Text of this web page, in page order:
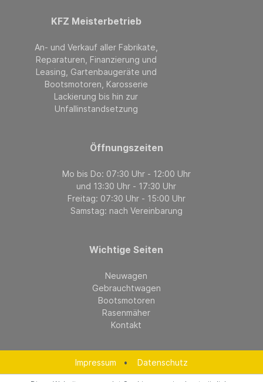
KFZ Meisterbetrieb
An- und Verkauf aller Fabrikate,
Reparaturen, Finanzierung und
Leasing, Gartenbaugeräte und
Bootsmotoren, Karosserie
Lackierung bis hin zur
Unfallinstandsetzung
Öffnungszeiten
Mo bis Do: 07:30 Uhr - 12:00 Uhr
und 13:30 Uhr - 17:30 Uhr
Freitag: 07:30 Uhr - 15:00 Uhr
Samstag: nach Vereinbarung
Wichtige Seiten
Neuwagen
Gebrauchtwagen
Bootsmotoren
Rasenmäher
Kontakt
Impressum • Datenschutz